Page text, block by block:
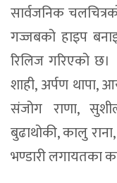
सार्वजनिक
गज्जबको हाइप
रिलिज गरिएको
शाही, अर्पण थापा,
संजोग राणा, सुशील
बुढाथोकी, कालु
भण्डारी लगायतका